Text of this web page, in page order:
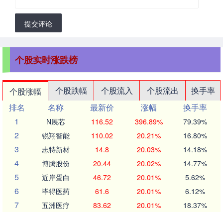
提交评论
个股实时涨跌榜
个股涨幅 个股跌幅 个股流入 个股流出
换手率
排名
名称 最新价 涨幅
换手率
1
N展芯 116.52 396.89% 79.39%
2 锐翔智能 110.02 20.21% 16.80%
3 志特新材 14.8 20.03% 14.18%
4 博腾股份 20.44 20.02% 14.77%
5 近岸蛋白 46.72 20.01% 5.62%
6 毕得医药 61.6 20.01% 6.12%
7 五洲医疗 83.62 20.01% 18.37%